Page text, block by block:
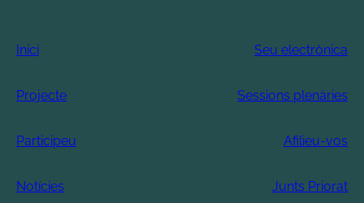
Inici Seu electrònica
Projecte Sessions plenàries
Participeu Afilieu-vos
Notícies Junts Priorat